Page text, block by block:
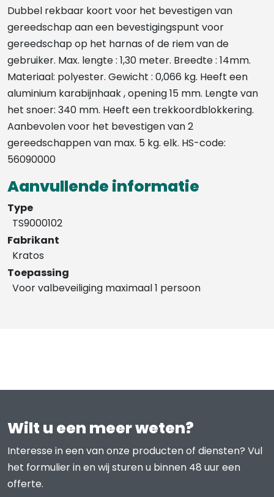
TS9000102
aantal
Dubbel rekbaar koort voor het bevestigen van
gereedschap aan een bevestigingspunt voor
gereedschap op het harnas of de riem van de
gebruiker. Max. lengte : 1,30 meter. Breedte : 14mm.
Materiaal: polyester. Gewicht : 0,066 kg. Heeft een
aluminium karabijnhaak , opening 15 mm. Lengte van
het snoer: 340 mm. Heeft een trekkoordblokkering.
Aanbevolen voor het bevestigen van 2
gereedschappen van max. 5 kg. elk. HS-code:
56090000
Aanvullende informatie
Type
TS9000102
Fabrikant
Kratos
Toepassing
Voor valbeveiliging maximaal 1 persoon
Wilt u een meer weten?
Interesse in een van onze producten of diensten? Vul
het formulier in en wij sturen u binnen 48 uur een
offerte.